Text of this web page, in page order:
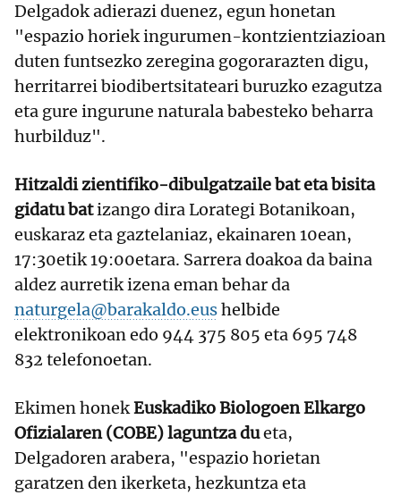
Delgadok adierazi duenez, egun honetan
"espazio horiek ingurumen-kontzientziazioan
duten funtsezko zeregina gogorarazten digu,
herritarrei biodibertsitateari buruzko ezagutza
eta gure ingurune naturala babesteko beharra
hurbilduz".
Hitzaldi zientifiko-dibulgatzaile bat eta bisita
gidatu batizango dira Lorategi Botanikoan,
euskaraz eta gaztelaniaz, ekainaren 10ean,
17:30etik 19:00etara. Sarrera doakoa da baina
aldez aurretik izena eman behar da
naturgela@barakaldo.eushelbide
elektronikoan edo 944 375 805 eta 695 748
832 telefonoetan.
Ekimen honekEuskadiko Biologoen Elkargo
Ofizialaren (COBE) laguntza dueta,
Delgadoren arabera, "espazio horietan
garatzen den ikerketa, hezkuntza eta